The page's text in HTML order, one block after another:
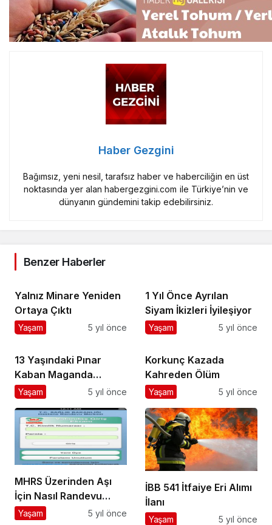
Haber Gezgini
Bağımsız, yeni nesil, tarafsız haber ve haberciliğin en üst
noktasında yer alan habergezgini.com ile Türkiye’nin ve
dünyanın gündemini takip edebilirsiniz.
Benzer Haberler
Yalnız Minare Yeniden
Ortaya Çıktı
Yaşam 5 yıl önce
1 Yıl Önce Ayrılan
Siyam İkizleri İyileşiyor
Yaşam 5 yıl önce
13 Yaşındaki Pınar
Kaban Maganda
Kurbanı Oldu
Yaşam 5 yıl önce
Korkunç Kazada
Kahreden Ölüm
Yaşam 5 yıl önce
MHRS Üzerinden Aşı
İçin Nasıl Randevu
Alınır?
Yaşam 5 yıl önce
İBB 541 İtfaiye Eri Alımı
İlanı
Yaşam 5 yıl önce